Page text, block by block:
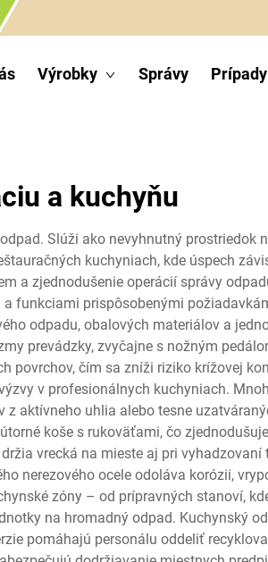
Výrobky Správy Prípady
a kuchyňu
Slúži ako nevyhnutný prostriedok
kuchyniach, kde úspech
a zjednodušenie operácií správy
funkciami prispôsobenými
odpadu, obalových materiálov a
prevádzky, zvyčajne s nožným
povrchov, čím sa zníži riziko krížovej
v profesionálnych kuchyniach.
aktívneho uhlia alebo tesne
koše s rukoväťami, čo
vrecká na mieste aj pri
nerezového ocele odoláva korózii,
zóny – od prípravných stanoví,
na hromadný odpad. Kuchynský
pomáhajú personálu oddeliť